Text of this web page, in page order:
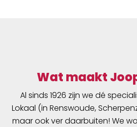
Wat maakt
Al sinds 1926 zijn we dé
Lokaal (in Renswoude,
maar ook ver daarbuiten! We